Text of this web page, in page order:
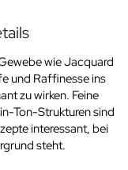
wie Jacquard
und Raffinesse ins
zu wirken. Feine
Ton-Strukturen sind
interessant, bei
steht.